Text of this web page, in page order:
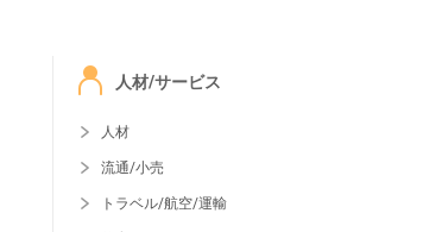
人材/サービス
人材
流通/小売
トラベル/航空/運輸